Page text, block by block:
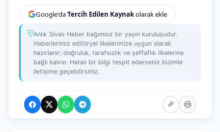
Google'daTercih Edilen Kaynakolarak ekle
Anlık Sivas Haber bağımsız bir yayın kuruluşudur.
Haberlerimiz editöryel ilkelerimize uygun olarak
hazırlanır; doğruluk, tarafsızlık ve şeffaflık ilkelerine
bağlı kalınır. Hatalı bir bilgi tespit ederseniz bizimle
iletişime geçebilirsiniz.